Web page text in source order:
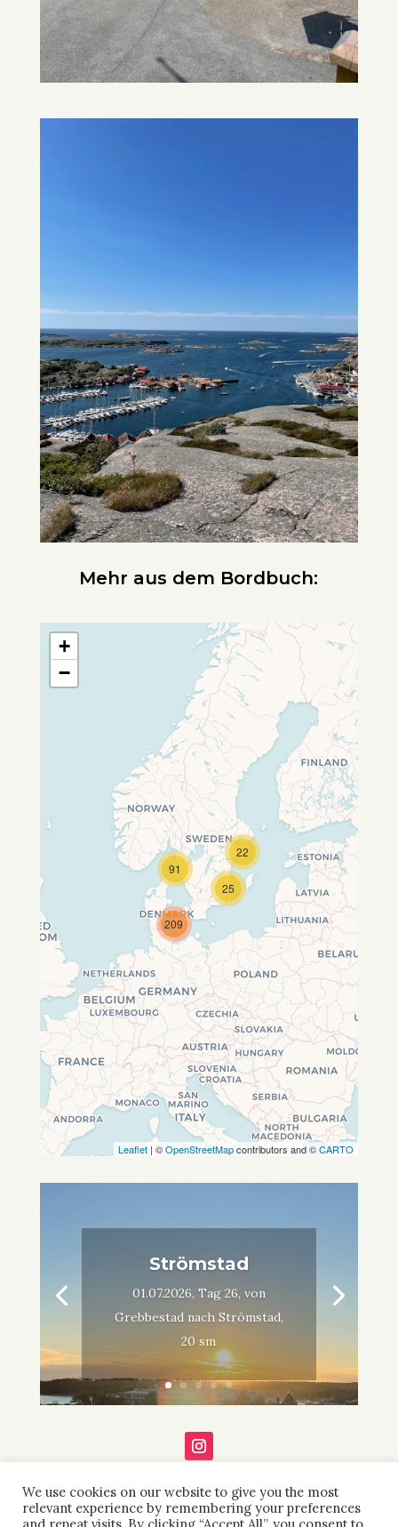
Mehr aus dem Bordbuch:
Travelers' Map wird geladen …
Wenn du dies siehst, nachdem
deine Seite vollständig geladen
wurde, fehlen leafletJS-Dateien.
22
25
209
91
+
−
Leaflet | ©OpenStreetMapcontributors and ©CARTO
Strömstad
01.07.2026, Tag 26, von
Grebbestad nach Strömstad,
20 sm
We use cookies on our website to give you the most
relevant experience by remembering your preferences